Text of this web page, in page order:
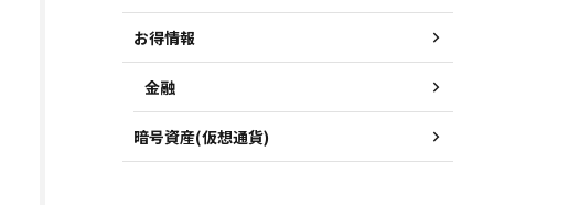
お得情報
金融
暗号資産(仮想通貨)